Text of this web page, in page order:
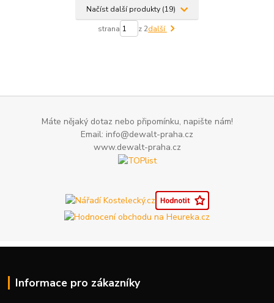
Načíst další produkty (19)
strana z 2další
Máte nějaký dotaz nebo připomínku, napište nám!
Email: info@dewalt-praha.cz
www.dewalt-praha.cz
Informace pro zákazníky